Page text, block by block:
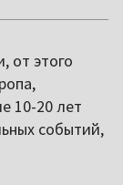
от этого
10-20 лет
событий,